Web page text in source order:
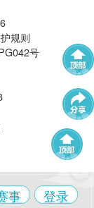
事 登录
赛
中心
规则
号